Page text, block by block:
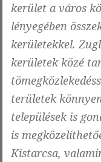
kerület a város
lényegében
kerületekkel.
kerületek közé
területek
települések is
is
Kistarcsa,